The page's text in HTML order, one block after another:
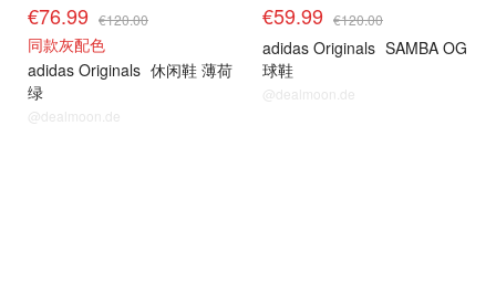
€76.99 €120.00
同款灰配色
adidas Originals 休闲鞋 薄荷
绿
@dealmoon.de
€59.99 €120.00
adidas Originals SAMBA OG
球鞋
@dealmoon.de